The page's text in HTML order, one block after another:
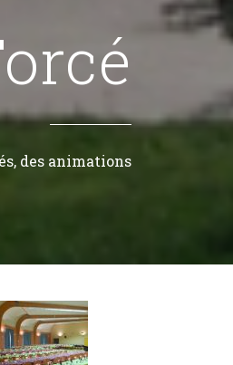
des animations